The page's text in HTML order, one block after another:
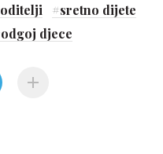
#sretno dijete
odgoj djece